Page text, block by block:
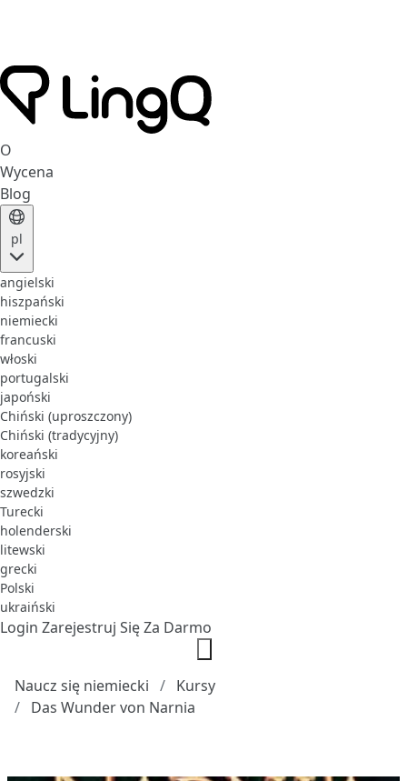
O
Wycena
Blog
pl
angielski
hiszpański
niemiecki
francuski
włoski
portugalski
japoński
Chiński (uproszczony)
Chiński (tradycyjny)
koreański
rosyjski
szwedzki
Turecki
holenderski
litewski
grecki
Polski
ukraiński
Login Zarejestruj Się Za Darmo
Naucz się niemiecki
Kursy
Das Wunder von Narnia